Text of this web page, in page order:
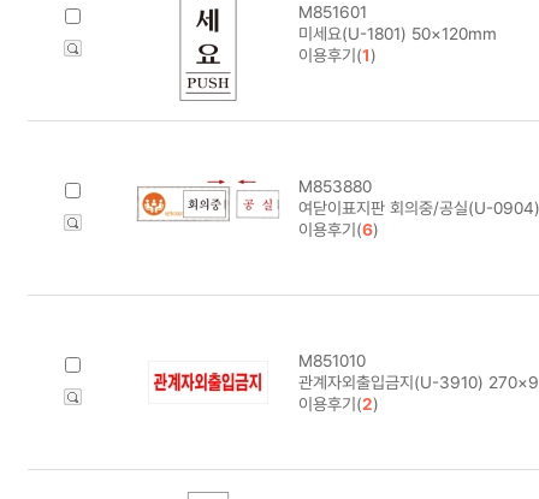
M851601
미세요(U-1801) 50×120mm
이용후기(1)
M853880
여닫이표지판 회의중/공실(U-
이용후기(6)
M851010
관계자외출입금지(U-3910)
이용후기(2)